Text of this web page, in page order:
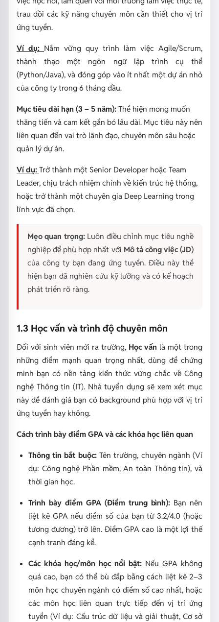
trau dồi các kỹ năng chuyên môn cần thiết cho vị trí
ứng tuyển.
Ví dụ: Nắm vững quy trình làm việc Agile/Scrum,
thành thạo một ngôn ngữ lập trình cụ thể
(Python/Java), và đóng góp vào ít nhất một dự án nhỏ
của công ty trong 6 tháng đầu.
Mục tiêu dài hạn (3 – 5 năm):Thể hiện mong muốn
thăng tiến và cam kết gắn bó lâu dài. Mục tiêu này nên
liên quan đến vai trò lãnh đạo, chuyên môn sâu hoặc
quản lý dự án.
Ví dụ: Trở thành một Senior Developer hoặc Team
Leader, chịu trách nhiệm chính về kiến trúc hệ thống,
hoặc trở thành một chuyên gia Deep Learning trong
lĩnh vực đã chọn.
Mẹo quan trọng:Luôn điều chỉnh mục tiêu nghề
nghiệp để phù hợp nhất với Mô tả công việc (JD)
của công ty bạn đang ứng tuyển. Điều này thể
hiện bạn đã nghiên cứu kỹ lưỡng và có kế hoạch
phát triển rõ ràng.
1.3 Học vấn và trình độ chuyên môn
Đối với sinh viên mới ra trường, Học vấn là một trong
những điểm mạnh quan trọng nhất, dùng để chứng
minh bạn có nền tảng kiến thức vững chắc về Công
nghệ Thông tin (IT). Nhà tuyển dụng sẽ xem xét mục
này để đánh giá bạn có background phù hợp với vị trí
ứng tuyển hay không.
Cách trình bày điểm GPA và các khóa học liên quan
Thông tin bắt buộc:Tên trường, chuyên ngành (Ví
dụ: Công nghệ Phần mềm, An toàn Thông tin), và
thời gian học.
Trình bày điểm GPA (Điểm trung bình): Bạn nên
liệt kê GPA nếu điểm số của bạn từ3.2/4.0(hoặc
tương đương) trở lên. Điểm GPA cao là một lợi thế
cạnh tranh đáng kể.
Các khóa học/môn học nổi bật: Nếu GPA không
quá cao, bạn có thể bù đắp bằng cách liệt kê 2–3
môn học chuyên ngành có điểm số cao nhất, hoặc
các môn học liên quan trực tiếp đến vị trí ứng
tuyển (Ví dụ: Cấu trúc dữ liệu và giải thuật, Cơ sở